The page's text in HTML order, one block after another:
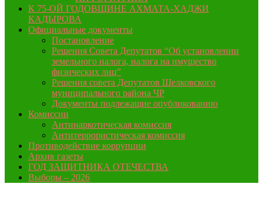
К 75-ОЙ ГОДОВЩИНЕ АХМАТА-ХАДЖИ
КАДЫРОВА
Официальные документы
Постановление
Решения Совета Депутатов “Об установлении
земельного налога, налога на имущество
физических лиц”
Решения совета Депутатов Шелковского
муниципального района ЧР
Документы подлежащие опубликованию
Комиссии
Антинаркотическая комиссия
Антитеррористическая комиссия
Противодействие коррупции
Архив газеты
ГОД ЗАЩИТНИКА ОТЕЧЕСТВА
Выборы – 2026